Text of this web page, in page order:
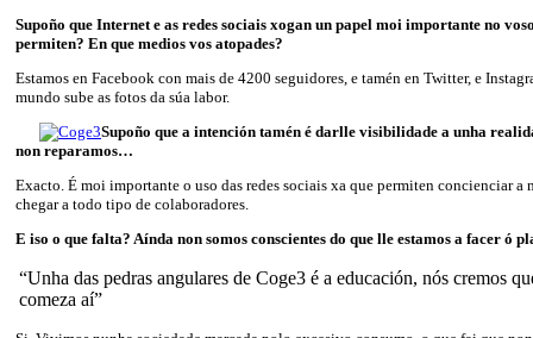
Supoño que Internet e as redes sociais xogan un papel moi importante no
permiten? En que medios vos atopades?
Estamos en Facebook con mais de 4200 seguidores, e tamén en Twitter, e
mundo sube as fotos da súa labor.
Supoño que a intención tamén é darlle visibilidade a unha
non reparamos…
Exacto. É moi importante o uso das redes sociais xa que permiten concienciar a
chegar a todo tipo de colaboradores.
E iso o que falta? Aínda non somos conscientes do que lle estamos a facer ó
“Unha das pedras angulares de Coge3 é a educación, nós cremos
comeza aí”